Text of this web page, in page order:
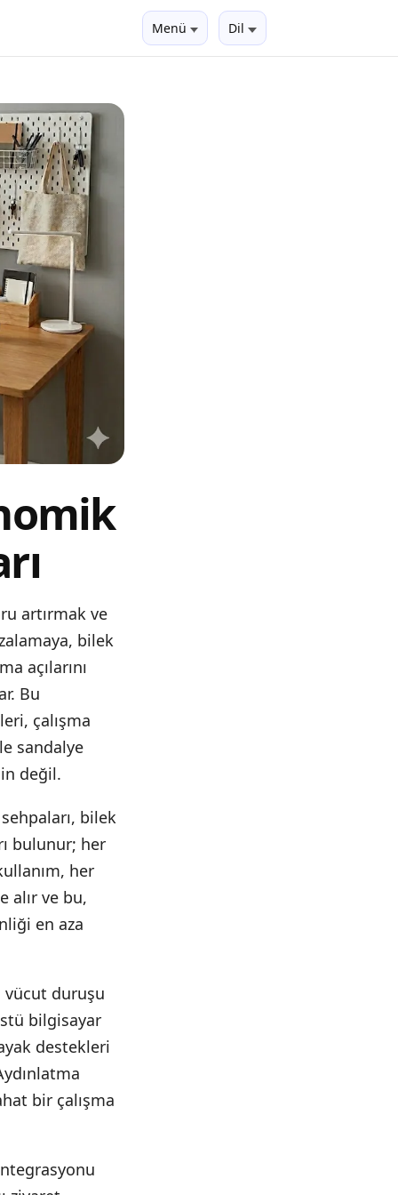
Menü Dil
artırmak ve
bilek
açılarını
Bu
çalışma
sandalye
değil.
bilek
bulunur; her
her
alır ve bu,
en aza
vücut duruşu
bilgisayar
destekleri
bir çalışma